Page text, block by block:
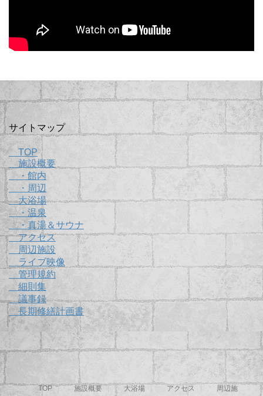
サイトマップ
TOP
施設概要
・館内
・周辺
大浴場
・温泉
・真湯＆サウナ
アクセス
周辺施設
ライブ映像
管理規約
細則集
議事録
長期修繕計画書
TOP 施設概要 大浴場 アクセス
周辺施